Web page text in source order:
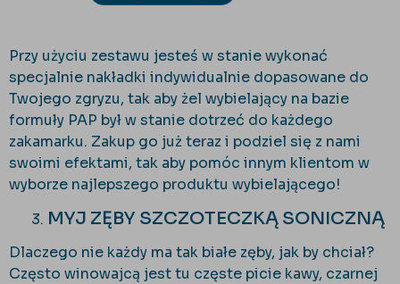
Przy użyciu zestawu jesteś w stanie wykonać
specjalnie nakładki indywidualnie dopasowane do
Twojego zgryzu, tak aby żel wybielający na bazie
formuły PAP był w stanie dotrzeć do każdego
zakamarku. Zakup go już teraz i podziel się z nami
swoimi efektami, tak aby pomóc innym klientom w
wyborze najlepszego produktu wybielającego!
MYJ ZĘBY SZCZOTECZKĄ SONICZNĄ
Dlaczego nie każdy ma tak białe zęby, jak by chciał?
Często winowajcą jest tu częste picie kawy, czarnej